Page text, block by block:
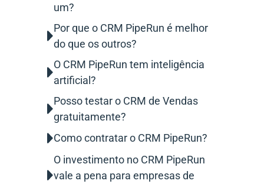
um?
Por que o CRM PipeRun é melhor
do que os outros?
O CRM PipeRun tem inteligência
artificial?
Posso testar o CRM de Vendas
gratuitamente?
Como contratar o CRM PipeRun?
O investimento no CRM PipeRun
vale a pena para empresas de